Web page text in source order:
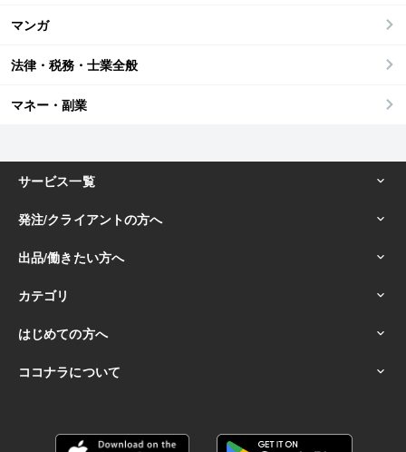
マンガ
法律・税務・士業全般
マネー・副業